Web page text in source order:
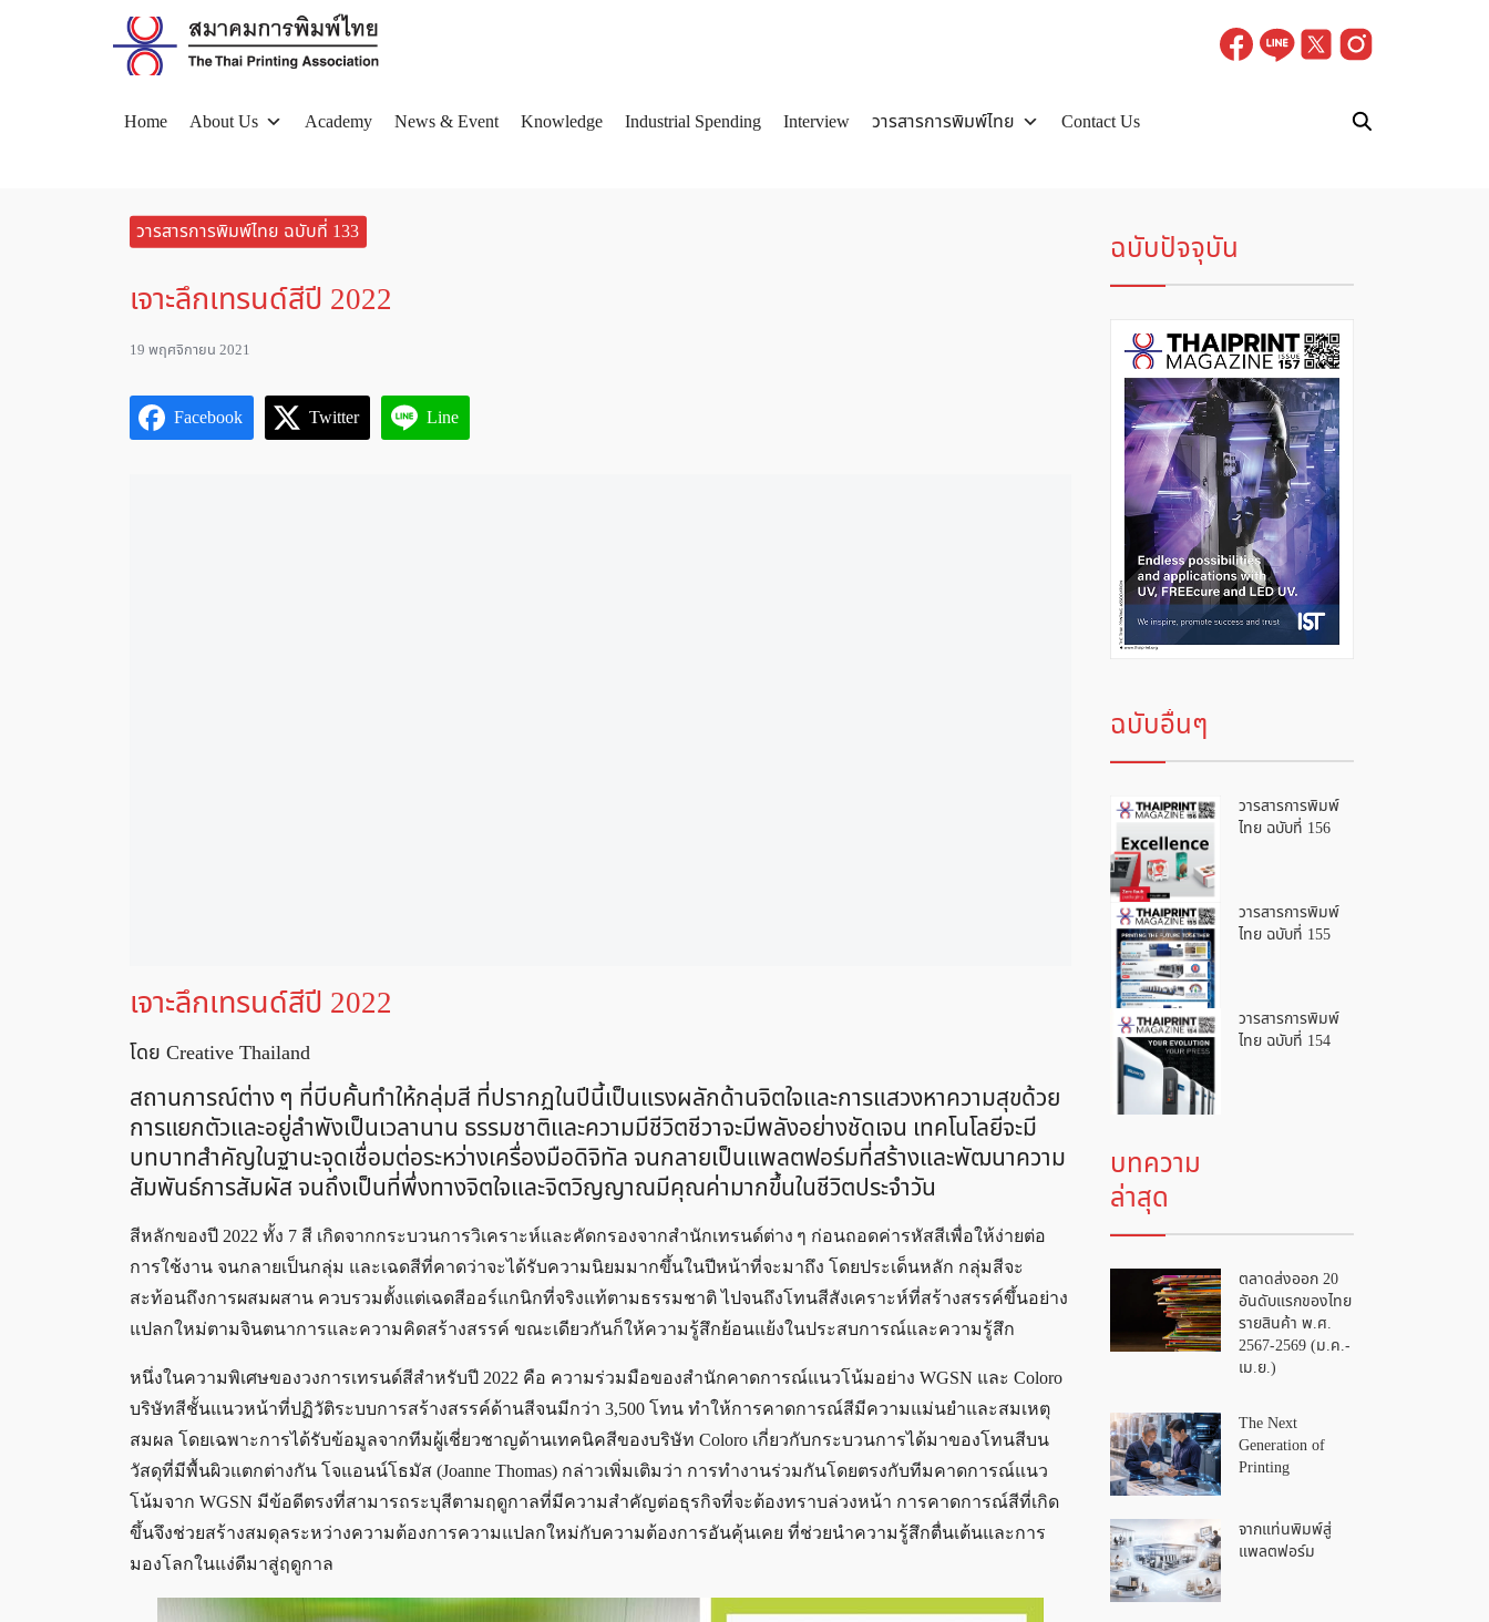
Home About Us Academy News & Event Knowledge Industrial Spending Interview วารสารการพิมพ์ไทย
Contact Us
วารสารการพิมพ์ไทย ฉบับที่ 133
เจาะลึกเทรนด์สีปี 2022
19 พฤศจิกายน 2021
Facebook Twitter Line
เจาะลึกเทรนด์สีปี 2022
โดย Creative Thailand
สถานการณ์ต่าง ๆ ที่บีบคั้นทำให้กลุ่มสี ที่ปรากฏในปีนี้เป็นแรงผลักด้านจิตใจและการแสวงหาความสุขด้วย
การแยกตัวและอยู่ลำพังเป็นเวลานาน ธรรมชาติและความมีชีวิตชีวาจะมีพลังอย่างชัดเจน เทคโนโลยีจะมี
บทบาทสำคัญในฐานะจุดเชื่อมต่อระหว่างเครื่องมือดิจิทัล จนกลายเป็นแพลตฟอร์มที่สร้างและพัฒนาความ
สัมพันธ์การสัมผัส จนถึงเป็นที่พึ่งทางจิตใจและจิตวิญญาณมีคุณค่ามากขึ้นในชีวิตประจำวัน
สีหลักของปี 2022 ทั้ง 7 สี เกิดจากกระบวนการวิเคราะห์และคัดกรองจากสำนักเทรนด์ต่าง ๆ ก่อนถอดค่ารหัสสีเพื่อให้ง่ายต่อ
การใช้งาน จนกลายเป็นกลุ่ม และเฉดสีที่คาดว่าจะได้รับความนิยมมากขึ้นในปีหน้าที่จะมาถึง โดยประเด็นหลัก กลุ่มสีจะ
สะท้อนถึงการผสมผสาน ควบรวมตั้งแต่เฉดสีออร์แกนิกที่จริงแท้ตามธรรมชาติ ไปจนถึงโทนสีสังเคราะห์ที่สร้างสรรค์ขึ้นอย่าง
แปลกใหม่ตามจินตนาการและความคิดสร้างสรรค์ ขณะเดียวกันก็ให้ความรู้สึกย้อนแย้งในประสบการณ์และความรู้สึก
หนึ่งในความพิเศษของวงการเทรนด์สีสำหรับปี 2022 คือ ความร่วมมือของสำนักคาดการณ์แนวโน้มอย่าง WGSN และ Coloro
บริษัทสีชั้นแนวหน้าที่ปฏิวัติระบบการสร้างสรรค์ด้านสีจนมีกว่า 3,500 โทน ทำให้การคาดการณ์สีมีความแม่นยำและสมเหตุ
สมผล โดยเฉพาะการได้รับข้อมูลจากทีมผู้เชี่ยวชาญด้านเทคนิคสีของบริษัท Coloro เกี่ยวกับกระบวนการได้มาของโทนสีบน
วัสดุที่มีพื้นผิวแตกต่างกัน โจแอนน์โธมัส (Joanne Thomas) กล่าวเพิ่มเติมว่า การทำงานร่วมกันโดยตรงกับทีมคาดการณ์แนว
โน้มจาก WGSN มีข้อดีตรงที่สามารถระบุสีตามฤดูกาลที่มีความสำคัญต่อธุรกิจที่จะต้องทราบล่วงหน้า การคาดการณ์สีที่เกิด
ขึ้นจึงช่วยสร้างสมดุลระหว่างความต้องการความแปลกใหม่กับความต้องการอันคุ้นเคย ที่ช่วยนำความรู้สึกตื่นเต้นและการ
มองโลกในแง่ดีมาสู่ฤดูกาล
ฉบับปัจจุบัน
ฉบับอื่นๆ
วารสารการพิมพ์
ไทย ฉบับที่ 156
วารสารการพิมพ์
ไทย ฉบับที่ 155
วารสารการพิมพ์
ไทย ฉบับที่ 154
บทความ
ล่าสุด
ตลาดส่งออก 20
อันดับแรกของไทย
รายสินค้า พ.ศ.
2567-2569 (ม.ค.-
เม.ย.)
The Next
Generation of
Printing
จากแท่นพิมพ์สู่
แพลตฟอร์ม